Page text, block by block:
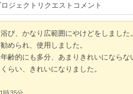
ジェクトリクエストコメント
び、かなり広範囲にやけどをしました
められ、使用しました。
齢的にも多分、あまりきれいになら
らい、きれいになりました。